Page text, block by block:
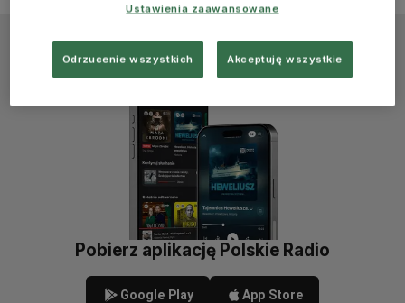
Pobierz aplikację Polskie Radio
Google Play App Store
Ustawienia zaawansowane
Odrzucenie wszystkich Akceptuję wszystkie